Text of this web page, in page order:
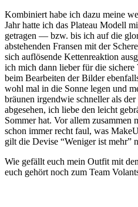
Kombiniert habe ich dazu meine
Jahr hatte ich das Plateau Modell
getragen — bzw. bis ich auf die
abstehenden Fransen mit der
sich auflösende Kettenreaktion
ich mich dann lieber für die sichere
beim Bearbeiten der Bilder
wohl mal in die Sonne legen und
bräunen irgendwie schneller als
abgesehen, ich liebe den leicht
Sommer hat. Vor allem zusammen
schon immer recht faul, was
gilt die Devise “Weniger ist mehr”
Wie gefällt euch mein Outfit mit
euch gehört noch zum Team